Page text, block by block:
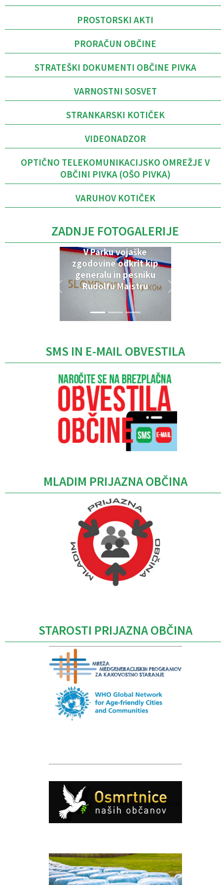
PROSTORSKI AKTI
PRORAČUN OBČINE
STRATEŠKI DOKUMENTI OBČINE PIVKA
VARNOSTNI SOSVET
STRANKARSKI KOTIČEK
VIDEONADZOR
OPTIČNO TELEKOMUNIKACIJSKO OMREŽJE V
OBČINI PIVKA (OŠO PIVKA)
VARUHOV KOTIČEK
ZADNJE FOTOGALERIJE
V Parku vojaške
zgodovine odkrit kip
generalu in pesniku
Rudolfu Maistru
SMS IN E-MAIL OBVESTILA
MLADIM PRIJAZNA OBČINA
STAROSTI PRIJAZNA OBČINA